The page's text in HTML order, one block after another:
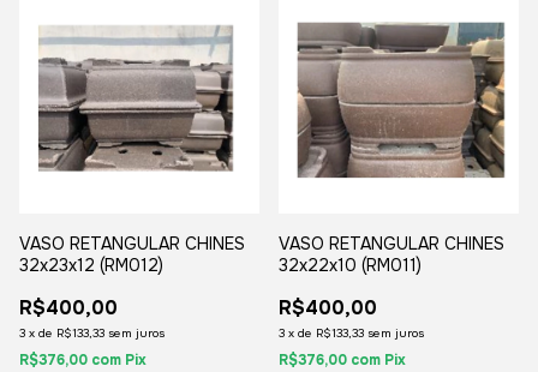
VASO RETANGULAR CHINES
32x23x12 (RM012)
R$400,00
3 x de R$133,33 sem juros
R$376,00 com Pix
VASO RETANGULAR CHINES
32x22x10 (RM011)
R$400,00
3 x de R$133,33 sem juros
R$376,00 com Pix